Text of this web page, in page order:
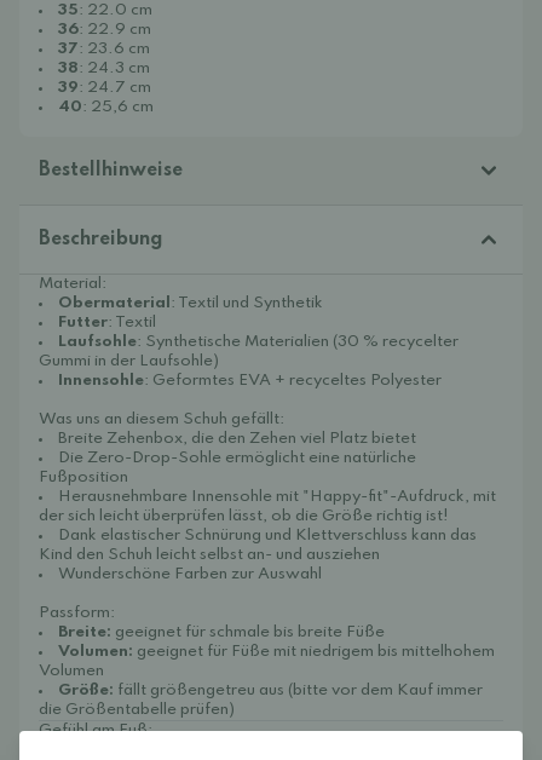
35: 22.0 cm
36: 22.9 cm
37: 23.6 cm
38: 24.3 cm
39: 24.7 cm
40: 25,6 cm
Bestellhinweise
Beschreibung
Material:
Obermaterial : Textil und Synthetik
Futter: Textil
Laufsohle: Synthetische Materialien (30 % recycelter
Gummi in der Laufsohle)
Innensohle: Geformtes EVA + recyceltes Polyester
Was uns an diesem Schuh gefällt:
Breite Zehenbox, die den Zehen viel Platz bietet
Die Zero-Drop-Sohle ermöglicht eine natürliche
Fußposition
Herausnehmbare Innensohle mit "Happy-fit"-Aufdruck, mit
der sich leicht überprüfen lässt, ob die Größe richtig ist!
Dank elastischer Schnürung und Klettverschluss kann das
Kind den Schuh leicht selbst an- und ausziehen
Wunderschöne Farben zur Auswahl
Passform:
Breite: geeignet für schmale bis breite Füße
Volumen: geeignet für Füße mit niedrigem bis mittelhohem
Volumen
Größe: fällt größengetreu aus (bitte vor dem Kauf immer
die Größentabelle prüfen)
Gefühl am Fuß: